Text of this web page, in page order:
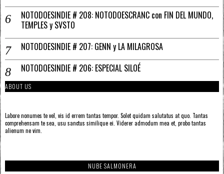
NOTODOESINDIE # 208: NOTODOESCRANC con FIN DEL MUNDO,
TEMPLES y SVSTO
NOTODOESINDIE # 207: GENN y LA MILAGROSA
NOTODOESINDIE # 206: ESPECIAL SILOÉ
ABOUT US
Labore nonumes te vel, vis id errem tantas tempor. Solet quidam salutatus at quo. Tantas
comprehensam te sea, usu sanctus similique ei. Viderer admodum mea et, probo tantas
alienum ne vim.
NUBE SALMONERA